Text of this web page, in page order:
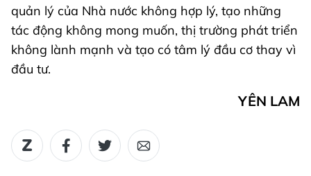
quản lý của Nhà nước không hợp lý, tạo những
tác động không mong muốn, thị trường phát triển
không lành mạnh và tạo có tâm lý đầu cơ thay vì
đầu tư.
YÊN LAM